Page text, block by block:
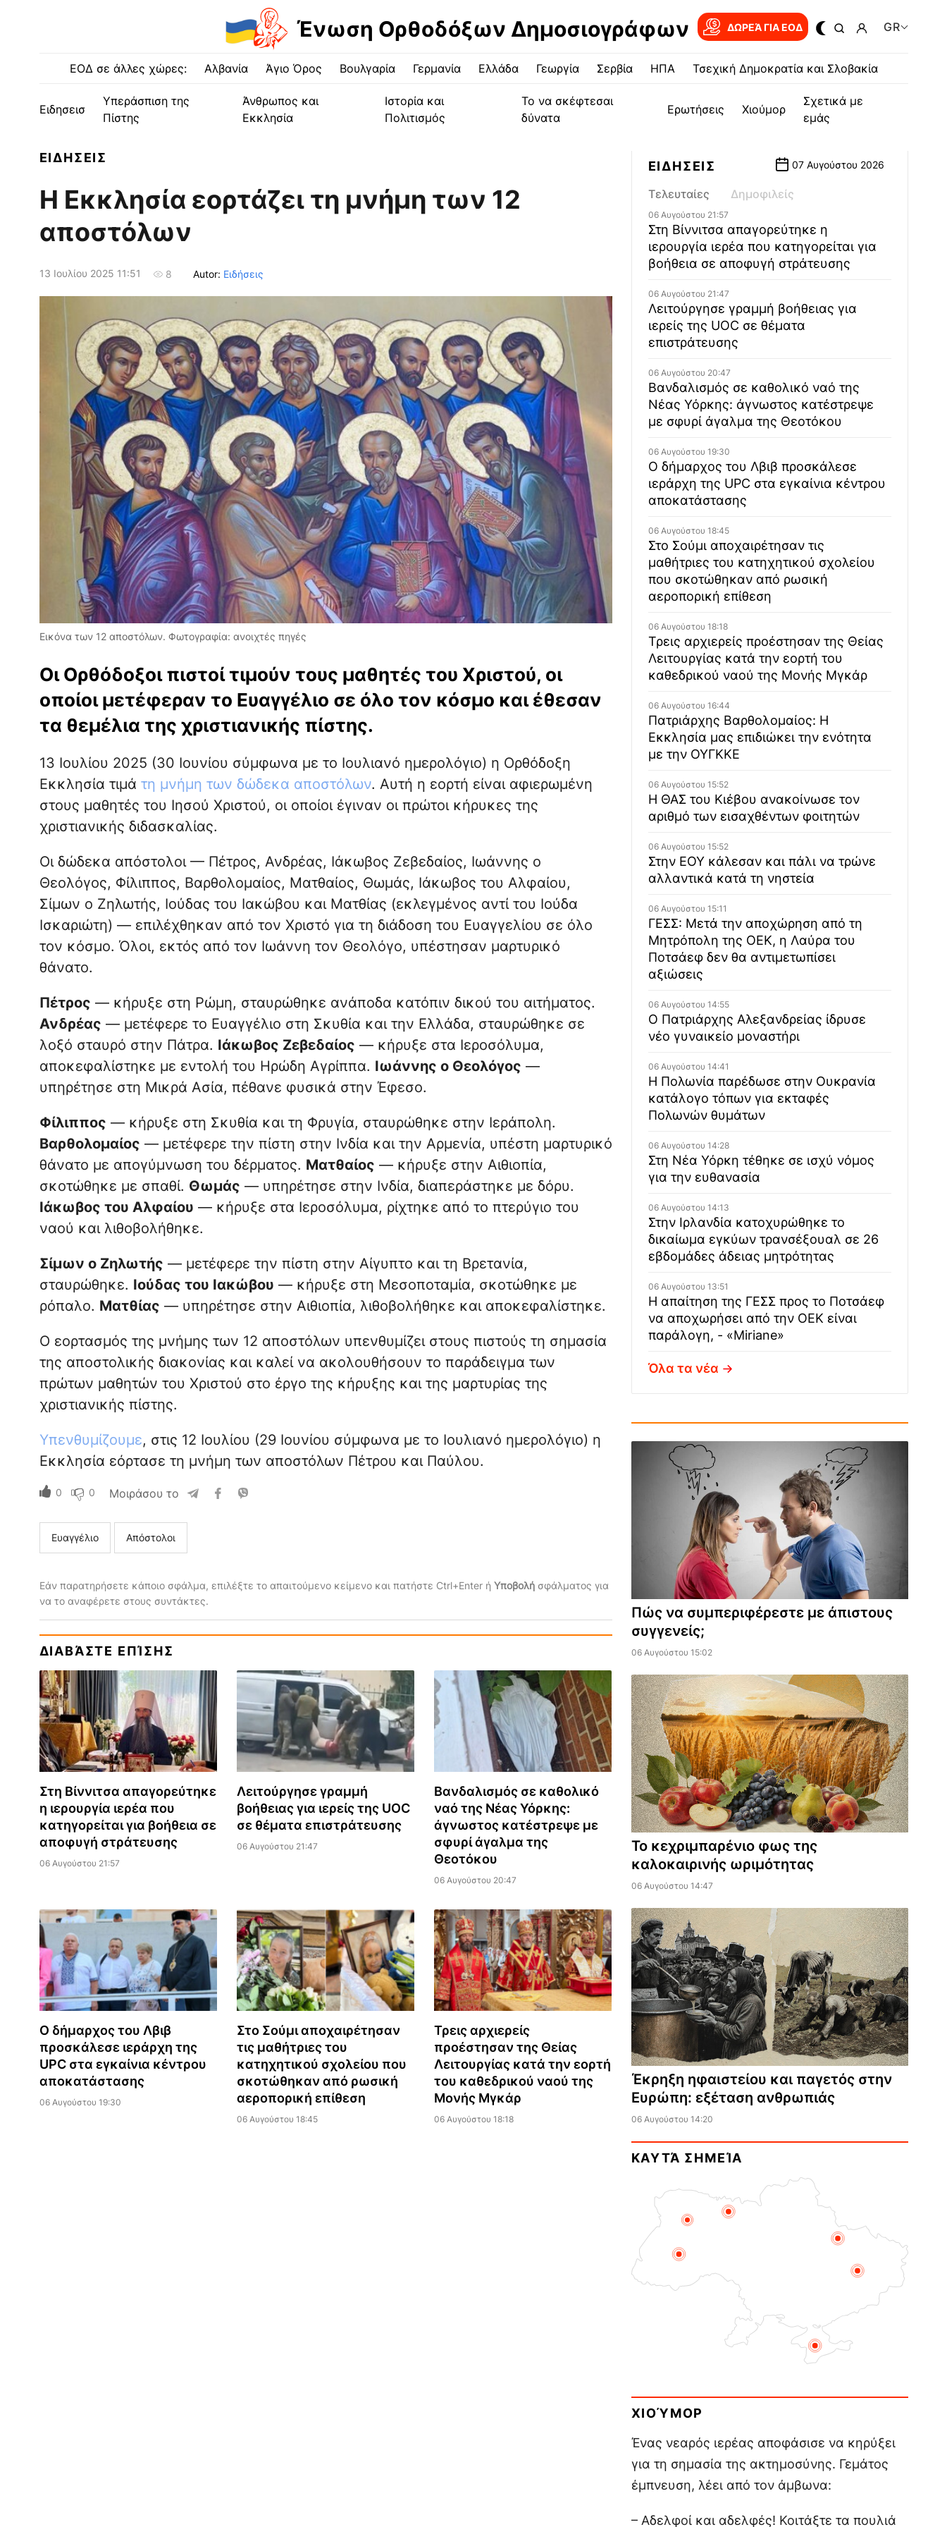
Ένωση Ορθοδόξων Δημοσιογράφων ΔΩΡΕΆ ΓΙΑ EOΔ GR
ΕΟΔ σε άλλες χώρες: Αλβανία Άγιο Όρος Βουλγαρία Γερμανία Ελλάδα Γεωργία Σερβία ΗΠΑ Τσεχική Δημοκρατία και Σλοβακία
Ειδησεισ
Υπεράσπιση της
Πίστης
Άνθρωπος και
Εκκλησία
Ιστορία και
Πολιτισμός
Το να σκέφτεσαι
δύνατα
Ερωτήσεις Χιούμορ
Σχετικά με
εμάς
ΕΙΔΗΣΕΙΣ
Η Εκκλησία εορτάζει τη μνήμη των 12
αποστόλων
13 Ιουλίου 2025 11:51 8 Autor: Ειδήσεις
Εικόνα των 12 αποστόλων. Φωτογραφία: ανοιχτές πηγές
Οι Ορθόδοξοι πιστοί τιμούν τους μαθητές του Χριστού, οι
οποίοι μετέφεραν το Ευαγγέλιο σε όλο τον κόσμο και έθεσαν
τα θεμέλια της χριστιανικής πίστης.
13 Ιουλίου 2025 (30 Ιουνίου σύμφωνα με το Ιουλιανό ημερολόγιο) η Ορθόδοξη
Εκκλησία τιμά τη μνήμη των δώδεκα αποστόλων. Αυτή η εορτή είναι αφιερωμένη
στους μαθητές του Ιησού Χριστού, οι οποίοι έγιναν οι πρώτοι κήρυκες της
χριστιανικής διδασκαλίας.
Οι δώδεκα απόστολοι — Πέτρος, Ανδρέας, Ιάκωβος Ζεβεδαίος, Ιωάννης ο
Θεολόγος, Φίλιππος, Βαρθολομαίος, Ματθαίος, Θωμάς, Ιάκωβος του Αλφαίου,
Σίμων ο Ζηλωτής, Ιούδας του Ιακώβου και Ματθίας (εκλεγμένος αντί του Ιούδα
Ισκαριώτη) — επιλέχθηκαν από τον Χριστό για τη διάδοση του Ευαγγελίου σε όλο
τον κόσμο. Όλοι, εκτός από τον Ιωάννη τον Θεολόγο, υπέστησαν μαρτυρικό
θάνατο.
Πέτρος — κήρυξε στη Ρώμη, σταυρώθηκε ανάποδα κατόπιν δικού του αιτήματος.
Ανδρέας — μετέφερε το Ευαγγέλιο στη Σκυθία και την Ελλάδα, σταυρώθηκε σε
λοξό σταυρό στην Πάτρα. Ιάκωβος Ζεβεδαίος — κήρυξε στα Ιεροσόλυμα,
αποκεφαλίστηκε με εντολή του Ηρώδη Αγρίππα. Ιωάννης ο Θεολόγος —
υπηρέτησε στη Μικρά Ασία, πέθανε φυσικά στην Έφεσο.
Φίλιππος — κήρυξε στη Σκυθία και τη Φρυγία, σταυρώθηκε στην Ιεράπολη.
Βαρθολομαίος — μετέφερε την πίστη στην Ινδία και την Αρμενία, υπέστη μαρτυρικό
θάνατο με απογύμνωση του δέρματος. Ματθαίος — κήρυξε στην Αιθιοπία,
σκοτώθηκε με σπαθί. Θωμάς — υπηρέτησε στην Ινδία, διαπεράστηκε με δόρυ.
Ιάκωβος του Αλφαίου — κήρυξε στα Ιεροσόλυμα, ρίχτηκε από το πτερύγιο του
ναού και λιθοβολήθηκε.
Σίμων ο Ζηλωτής — μετέφερε την πίστη στην Αίγυπτο και τη Βρετανία,
σταυρώθηκε. Ιούδας του Ιακώβου — κήρυξε στη Μεσοποταμία, σκοτώθηκε με
ρόπαλο. Ματθίας — υπηρέτησε στην Αιθιοπία, λιθοβολήθηκε και αποκεφαλίστηκε.
Ο εορτασμός της μνήμης των 12 αποστόλων υπενθυμίζει στους πιστούς τη σημασία
της αποστολικής διακονίας και καλεί να ακολουθήσουν το παράδειγμα των
πρώτων μαθητών του Χριστού στο έργο της κήρυξης και της μαρτυρίας της
χριστιανικής πίστης.
Υπενθυμίζουμε, στις 12 Ιουλίου (29 Ιουνίου σύμφωνα με το Ιουλιανό ημερολόγιο) η
Εκκλησία εόρτασε τη μνήμη των αποστόλων Πέτρου και Παύλου.
0 0 Μοιράσου το
Ευαγγέλιο Απόστολοι
Εάν παρατηρήσετε κάποιο σφάλμα, επιλέξτε το απαιτούμενο κείμενο και πατήστε Ctrl+Enter ή Υποβολήσφάλματος για
να το αναφέρετε στους συντάκτες.
ΔΙΑΒΆΣΤΕ ΕΠΊΣΗΣ
Στη Βίννιτσα απαγορεύτηκε
η ιερουργία ιερέα που
κατηγορείται για βοήθεια σε
αποφυγή στράτευσης
06 Αυγούστου 21:57
Λειτούργησε γραμμή
βοήθειας για ιερείς της UOC
σε θέματα επιστράτευσης
06 Αυγούστου 21:47
Βανδαλισμός σε καθολικό
ναό της Νέας Υόρκης:
άγνωστος κατέστρεψε με
σφυρί άγαλμα της
Θεοτόκου
06 Αυγούστου 20:47
Ο δήμαρχος του Λβιβ
προσκάλεσε ιεράρχη της
UPC στα εγκαίνια κέντρου
αποκατάστασης
06 Αυγούστου 19:30
Στο Σούμι αποχαιρέτησαν
τις μαθήτριες του
κατηχητικού σχολείου που
σκοτώθηκαν από ρωσική
αεροπορική επίθεση
06 Αυγούστου 18:45
Τρεις αρχιερείς
προέστησαν της Θείας
Λειτουργίας κατά την εορτή
του καθεδρικού ναού της
Μονής Μγκάρ
06 Αυγούστου 18:18
ΕΙΔΗΣΕΙΣ 07 Αυγούστου 2026
Τελευταίες Δημοφιλείς
06 Αυγούστου 21:57
Στη Βίννιτσα απαγορεύτηκε η
ιερουργία ιερέα που κατηγορείται για
βοήθεια σε αποφυγή στράτευσης
06 Αυγούστου 21:47
Λειτούργησε γραμμή βοήθειας για
ιερείς της UOC σε θέματα
επιστράτευσης
06 Αυγούστου 20:47
Βανδαλισμός σε καθολικό ναό της
Νέας Υόρκης: άγνωστος κατέστρεψε
με σφυρί άγαλμα της Θεοτόκου
06 Αυγούστου 19:30
Ο δήμαρχος του Λβιβ προσκάλεσε
ιεράρχη της UPC στα εγκαίνια κέντρου
αποκατάστασης
06 Αυγούστου 18:45
Στο Σούμι αποχαιρέτησαν τις
μαθήτριες του κατηχητικού σχολείου
που σκοτώθηκαν από ρωσική
αεροπορική επίθεση
06 Αυγούστου 18:18
Τρεις αρχιερείς προέστησαν της Θείας
Λειτουργίας κατά την εορτή του
καθεδρικού ναού της Μονής Μγκάρ
06 Αυγούστου 16:44
Πατριάρχης Βαρθολομαίος: Η
Εκκλησία μας επιδιώκει την ενότητα
με την ΟΥΓΚΚΕ
06 Αυγούστου 15:52
Η ΘΑΣ του Κιέβου ανακοίνωσε τον
αριθμό των εισαχθέντων φοιτητών
06 Αυγούστου 15:52
Στην ΕΟΥ κάλεσαν και πάλι να τρώνε
αλλαντικά κατά τη νηστεία
06 Αυγούστου 15:11
ΓΕΣΣ: Μετά την αποχώρηση από τη
Μητρόπολη της ΟΕΚ, η Λαύρα του
Ποτσάεφ δεν θα αντιμετωπίσει
αξιώσεις
06 Αυγούστου 14:55
Ο Πατριάρχης Αλεξανδρείας ίδρυσε
νέο γυναικείο μοναστήρι
06 Αυγούστου 14:41
Η Πολωνία παρέδωσε στην Ουκρανία
κατάλογο τόπων για εκταφές
Πολωνών θυμάτων
06 Αυγούστου 14:28
Στη Νέα Υόρκη τέθηκε σε ισχύ νόμος
για την ευθανασία
06 Αυγούστου 14:13
Στην Ιρλανδία κατοχυρώθηκε το
δικαίωμα εγκύων τρανσέξουαλ σε 26
εβδομάδες άδειας μητρότητας
06 Αυγούστου 13:51
Η απαίτηση της ΓΕΣΣ προς το Ποτσάεφ
να αποχωρήσει από την ΟΕΚ είναι
παράλογη, - «Miriane»
Όλα τα νέα
Πώς να συμπεριφέρεστε με άπιστους
συγγενείς;
06 Αυγούστου 15:02
Το κεχριμπαρένιο φως της
καλοκαιρινής ωριμότητας
06 Αυγούστου 14:47
Έκρηξη ηφαιστείου και παγετός στην
Ευρώπη: εξέταση ανθρωπιάς
06 Αυγούστου 14:20
ΚΑΥΤΆ ΣΗΜΕΊΑ
ΧΙΟΎΜΟΡ
Ένας νεαρός ιερέας αποφάσισε να κηρύξει
για τη σημασία της ακτημοσύνης. Γεμάτος
έμπνευση, λέει από τον άμβωνα:
– Αδελφοί και αδελφές! Κοιτάξτε τα πουλιά